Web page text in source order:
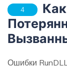
4
Ошибки